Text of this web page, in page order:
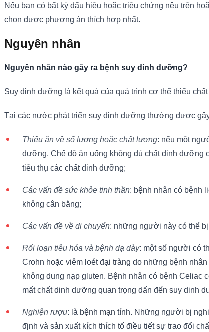
Nếu bạn có bất kỳ dấu hiệu hoặc triệu chứng nêu trên
chọn được phương án thích hợp nhất.
Nguyên nhân
Nguyên nhân nào gây ra bệnh suy dinh dưỡng?
Suy dinh dưỡng là kết quả của quá trình cơ thể thiếu
Tại các nước phát triển suy dinh dưỡng thường được
Thiếu ăn về số lượng hoặc chất lượng: nếu một
dưỡng. Chế độ ăn uống không đủ chất dinh dưỡng
tiêu thụ các chất dinh dưỡng;
Các vấn đề sức khỏe tinh thần: bệnh nhân có bệnh
không cân bằng;
Các vấn đề về di chuyển: những người này có thể
Rối loạn tiêu hóa và bệnh dạ dày: một số người có
Crohn hoặc viêm loét đại tràng do những bệnh
không dung nạp gluten. Bệnh nhân có bệnh
mất chất dinh dưỡng quan trọng dấn đến suy dinh
Nghiện rượu: là bệnh mạn tính. Những người bị
định và sản xuất kích thích tố điều tiết sự trao đổi